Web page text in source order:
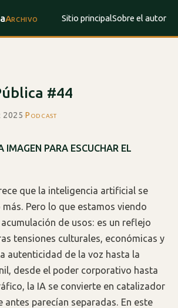
Archivo Sitio principalSobre el autor
#44
2025·Podcast
IMAGEN PARA ESCUCHAR EL
que la inteligencia artificial se
más. Pero lo que estamos viendo
de usos: es un reflejo
tensiones culturales, económicas y
autenticidad de la voz hasta la
desde el poder corporativo hasta
la IA se convierte en catalizador
antes parecían separadas. En este